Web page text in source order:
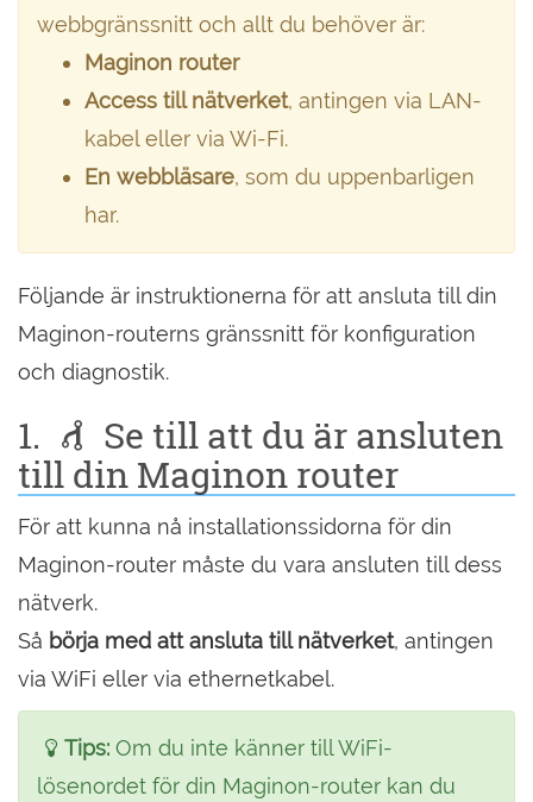
webbgränssnitt och allt du behöver är:
Maginon router
Access till nätverket, antingen via LAN-
kabel eller via Wi-Fi.
En webbläsare, som du uppenbarligen
har.
Följande är instruktionerna för att ansluta till din
Maginon-routerns gränssnitt för konfiguration
och diagnostik.
1.
Se till att du är ansluten
till din Maginon router
För att kunna nå installationssidorna för din
Maginon-router måste du vara ansluten till dess
nätverk.
Så börja med att ansluta till nätverket, antingen
via WiFi eller via ethernetkabel.
Tips: Om du inte känner till WiFi-
lösenordet för din Maginon-router kan du